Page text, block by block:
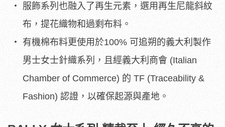
服飾系列也融入了再生元素，選用再生尼龍斜紋
布，提花織物和過剩布料。
有機棉布料更使用於100% 可追朔的義大利製作
男士女士針織系列，且經義大利商會 (Italian
Chamber of Commerce) 的 TF (Traceability &
Fashion) 認證，以確保起源與產地。